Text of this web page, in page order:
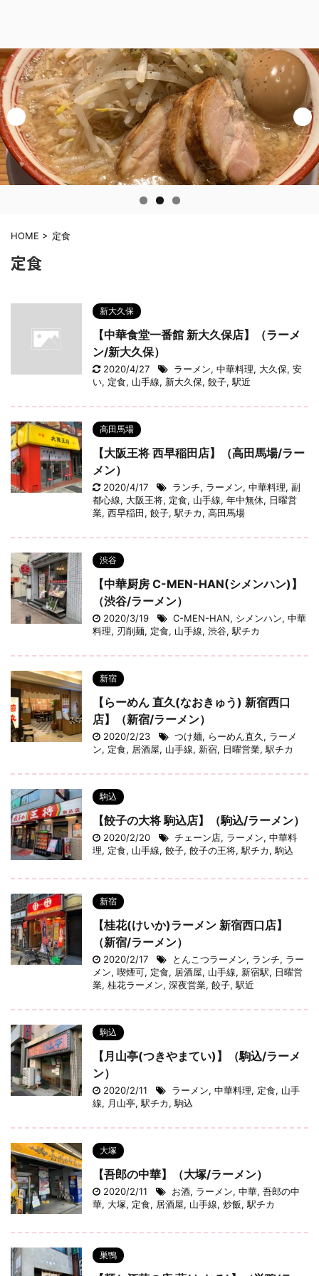
HOME > 定食
定食
新大久保
【中華食堂一番館 新大久保店】（ラーメ
ン/新大久保）
2020/4/27 ラーメン, 中華料理, 大久保, 安
い, 定食, 山手線, 新大久保, 餃子, 駅近
高田馬場
【大阪王将 西早稲田店】（高田馬場/ラー
メン）
2020/4/17 ランチ, ラーメン, 中華料理, 副
都心線, 大阪王将, 定食, 山手線, 年中無休, 日曜営
業, 西早稲田, 餃子, 駅チカ, 高田馬場
渋谷
【中華厨房 C-MEN-HAN(シメンハン)】
（渋谷/ラーメン）
2020/3/19 C-MEN-HAN, シメンハン, 中華
料理, 刃削麺, 定食, 山手線, 渋谷, 駅チカ
新宿
【らーめん 直久(なおきゅう) 新宿西口
店】（新宿/ラーメン）
2020/2/23 つけ麺, らーめん直久 , ラーメ
ン, 定食, 居酒屋, 山手線, 新宿, 日曜営業, 駅チカ
駒込
【餃子の大将 駒込店】（駒込/ラーメン）
2020/2/20 チェーン店, ラーメン, 中華料
理, 定食, 山手線, 餃子, 餃子の王将, 駅チカ, 駒込
新宿
【桂花(けいか)ラーメン 新宿西口店】
（新宿/ラーメン）
2020/2/17 とんこつラーメン, ランチ, ラー
メン, 喫煙可, 定食, 居酒屋, 山手線, 新宿駅, 日曜営
業, 桂花ラーメン, 深夜営業, 餃子, 駅近
駒込
【月山亭(つきやまてい)】（駒込/ラーメ
ン）
2020/2/11 ラーメン, 中華料理, 定食, 山手
線, 月山亭, 駅チカ, 駒込
大塚
【吾郎の中華】（大塚/ラーメン）
2020/2/11 お酒, ラーメン, 中華, 吾郎の中
華, 大塚, 定食, 居酒屋, 山手線, 炒飯, 駅チカ
巣鴨